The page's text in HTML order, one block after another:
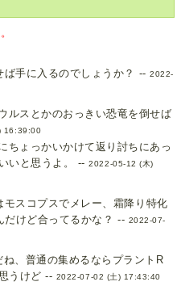
ば手に入るのでしょうか？ --2022-
ルスとかのおっきい恐竜を倒せば
16:39:00
ちょっかいかけて返り討ちにあっ
いと思うよ。 --2022-05-12 (木)
スコプスでメレー、霜降り特化
だけど合ってるかな？ -- 2022-07-
ね、普通の集めるならプラントR
うけど -- 2022-07-02 (土) 17:43:40